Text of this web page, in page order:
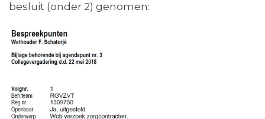
besluit (onder 2) genomen: